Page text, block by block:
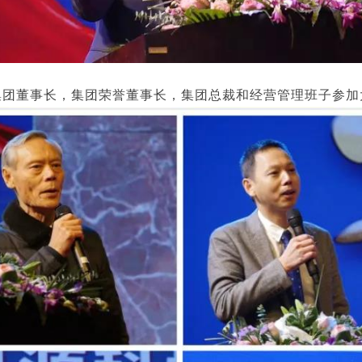
董事长，集团荣誉董事长，集团总裁和经营管理班子参